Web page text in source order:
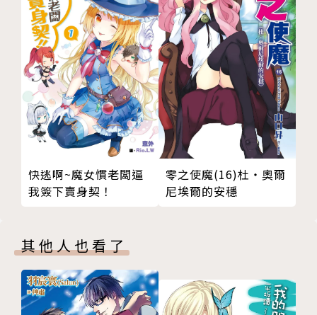
繪製有魅力的角色時，總覺得怦然心動呢！
快逃啊~魔女慣老闆逼
我簽下賣身契！
零之使魔(16)杜‧奧爾
尼埃爾的安穩
其他人也看了